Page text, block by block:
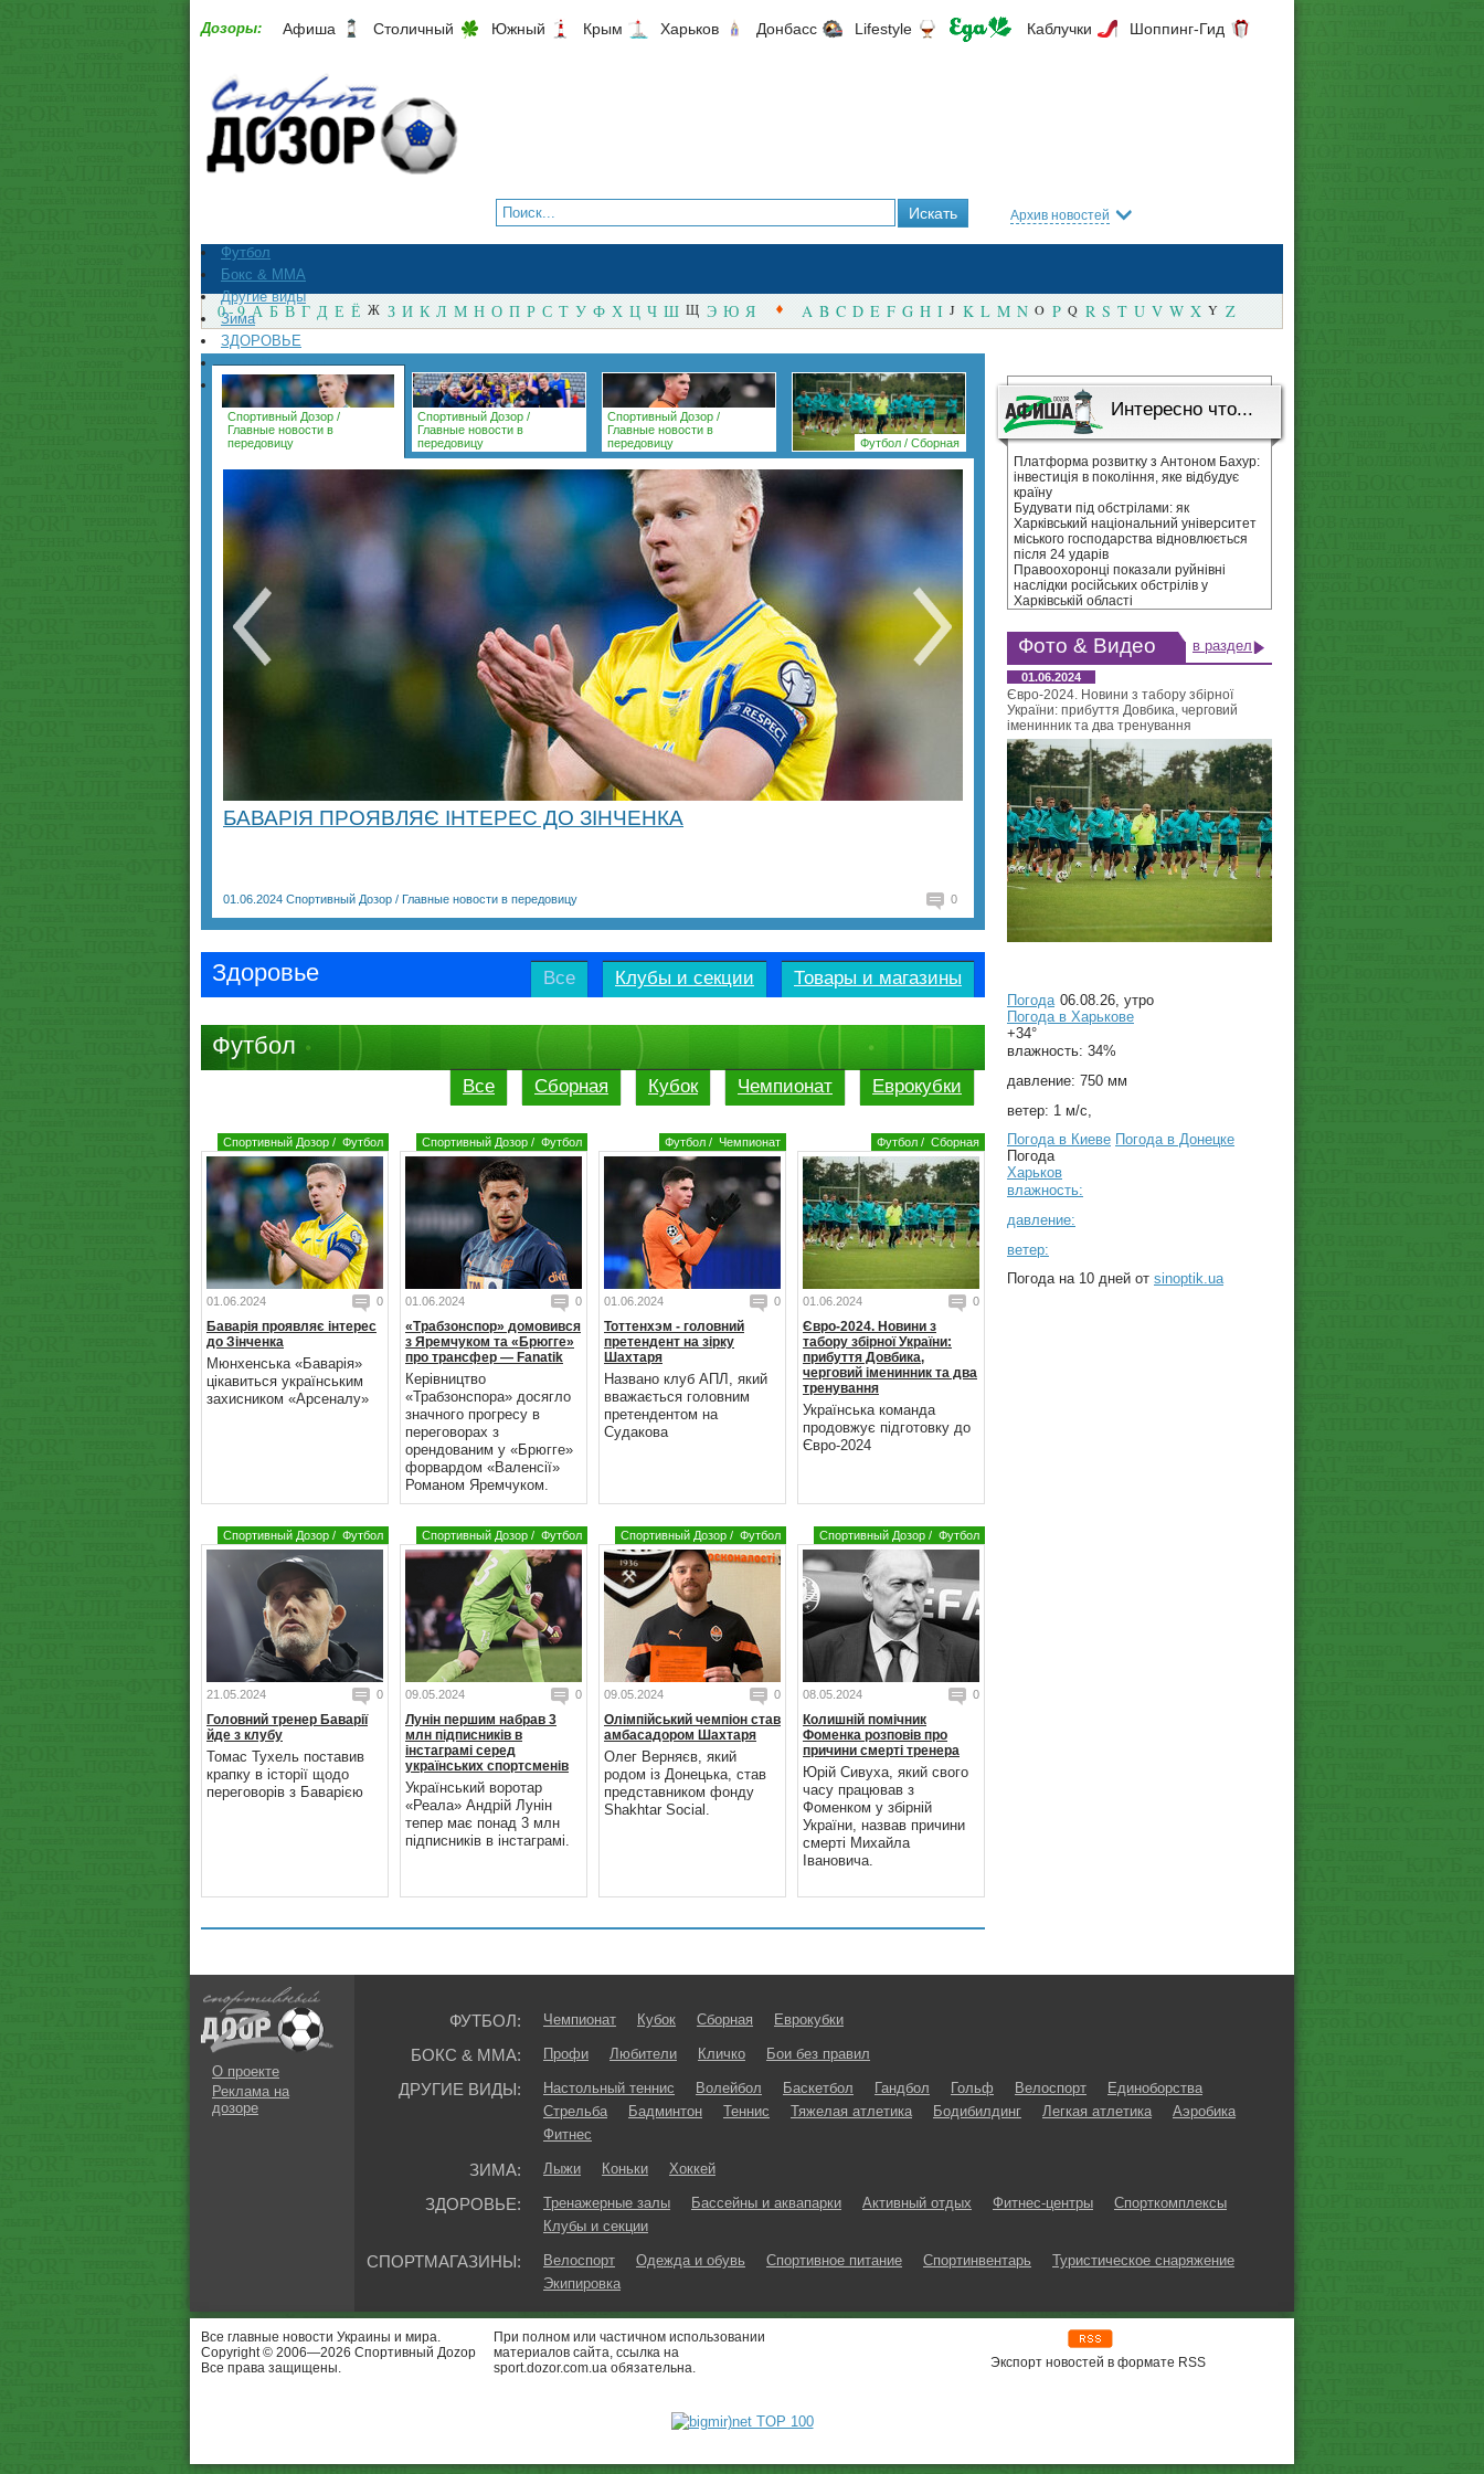
Дозоры: Афиша Столичный Южный Крым Харьков Донбасс Lifestyle Каблучки Шоппинг-Гид
Архив новостей
Футбол
Бокс & ММА
Другие виды
Зима
ЗДОРОВЬЕ
СпортМагазины
Архив
0 - 9 А Б В Г Д Е Ё Ж З И К Л М Н О П Р С Т У Ф Х Ц Ч Ш Щ Э Ю Я A B C D E F G H I J K L M N O P Q R S T U V W X Y Z
Спортивный Дозор /
Главные новости в
передовицу
Спортивный Дозор /
Главные новости в
передовицу
Спортивный Дозор /
Главные новости в
передовицу
Футбол / Сборная
БАВАРІЯ ПРОЯВЛЯЄ ІНТЕРЕС ДО ЗІНЧЕНКА
01.06.2024 Спортивный Дозор / Главные новости в передовицу 0
Здоровье Все Клубы и секции Товары и магазины
Футбол
Все Сборная Кубок Чемпионат Еврокубки
Спортивный Дозор / Футбол
01.06.2024 0
Баварія проявляє інтерес
до Зінченка
Мюнхенська «Баварія»
цікавиться українським
захисником «Арсеналу»
Спортивный Дозор / Футбол
01.06.2024 0
«Трабзонспор» домовився
з Яремчуком та «Брюгге»
про трансфер — Fanatik
Керівництво
«Трабзонспора» досягло
значного прогресу в
переговорах з
орендованим у «Брюгге»
форвардом «Валенсії»
Романом Яремчуком.
Футбол / Чемпионат
01.06.2024 0
Тоттенхэм - головний
претендент на зірку
Шахтаря
Названо клуб АПЛ, який
вважається головним
претендентом на
Судакова
Футбол / Сборная
01.06.2024 0
Євро-2024. Новини з
табору збірної України:
прибуття Довбика,
черговий іменинник та два
тренування
Українська команда
продовжує підготовку до
Євро-2024
Спортивный Дозор / Футбол
21.05.2024 0
Головний тренер Баварії
йде з клубу
Томас Тухель поставив
крапку в історії щодо
переговорів з Баварією
Спортивный Дозор / Футбол
09.05.2024 0
Лунін першим набрав 3
млн підписників в
інстаграмі серед
українських спортсменів
Український воротар
«Реала» Андрій Лунін
тепер має понад 3 млн
підписників в інстаграмі.
Спортивный Дозор / Футбол
09.05.2024 0
Олімпійський чемпіон став
амбасадором Шахтаря
Олег Верняєв, який
родом із Донецька, став
представником фонду
Shakhtar Social.
Спортивный Дозор / Футбол
08.05.2024 0
Колишній помічник
Фоменка розповів про
причини смерті тренера
Юрій Сивуха, який свого
часу працював з
Фоменком у збірній
України, назвав причини
смерті Михайла
Івановича.
Интересно что...
Платформа розвитку з Антоном Бахур:
інвестиція в покоління, яке відбудує
країну
Будувати під обстрілами: як
Харківський національний університет
міського господарства відновлюється
після 24 ударів
Правоохоронці показали руйнівні
наслідки російських обстрілів у
Харківській області
Фото & Видео в раздел
01.06.2024
Євро-2024. Новини з табору збірної
України: прибуття Довбика, черговий
іменинник та два тренування
Погода 06.08.26, утро
Погода в Харькове
+34°
влажность: 34%
давление: 750 мм
ветер: 1 м/с,
Погода в Киеве Погода в Донецке
Погода
Харьков
влажность:
давление:
ветер:
Погода на 10 дней от sinoptik.ua
О проекте
Реклама на
дозоре
ФУТБОЛ: Чемпионат Кубок Сборная Еврокубки
БОКС & ММА: Профи Любители Кличко Бои без правил
ДРУГИЕ ВИДЫ: Настольный теннис Волейбол Баскетбол Гандбол Гольф Велоспорт
Единоборства
Стрельба
Бадминтон Теннис Тяжелая атлетика Бодибилдинг Легкая атлетика
Аэробика
Фитнес
ЗИМА: Лыжи Коньки Хоккей
ЗДОРОВЬЕ: Тренажерные залы Бассейны и аквапарки Активный отдых Фитнес-центры
Спорткомплексы
Клубы и секции
СПОРТМАГАЗИНЫ: Велоспорт Одежда и обувь Спортивное питание Спортинвентарь
Туристическое снаряжение
Экипировка
Все главные новости Украины и мира.
Copyright © 2006—2026 Спортивный Доzор
Все права защищены.
При полном или частичном использовании
материалов сайта, ссылка на
sport.dozor.com.ua обязательна.
Экспорт новостей в формате RSS